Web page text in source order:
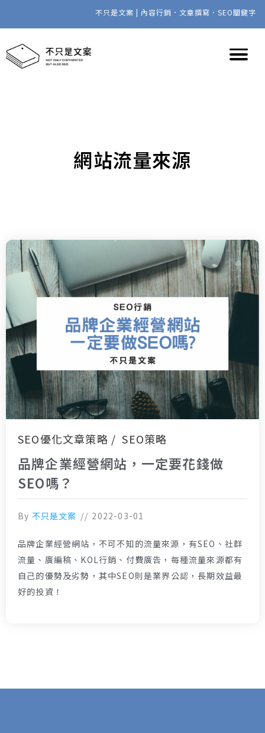
不只是文案 | 內容行銷．文章撰寫．SEO關鍵字
網站流量來源
SEO優化文章策略 SEO策略
品牌企業經營網站，一定要花錢做
SEO嗎？
By 不只是文案 2022-03-01
品牌企業經營網站，不可不知的流量來源，有SEO、社群
流量、廣編稿、KOL行銷、付費廣告，每種流量來源都有
自己的優勢及劣勢，其中SEO則是業界公認，長期效益最
好的投資！